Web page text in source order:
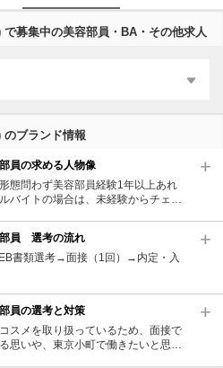
タートが可能。
募集中の美容部員・BA・その他求人
のブランド情報
員の求める人物像
態問わず美容部員経験1年以上あれ
バイトの場合は、未経験からチェレ
感じている方」「責任感を持って業
」「ホスピタリティのある方」「幅
たい方」「知識を深めスキルアップ
員 選考の流れ
書類選考→面接（1回）→内定・入
員の選考と対策
スメを取り扱っているため、面接で
思いや、東京小町で働きたいと思っ